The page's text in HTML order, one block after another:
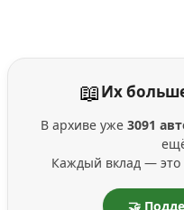
📖Их
В архиве уже 3091
Каждый вклад — это
🤝